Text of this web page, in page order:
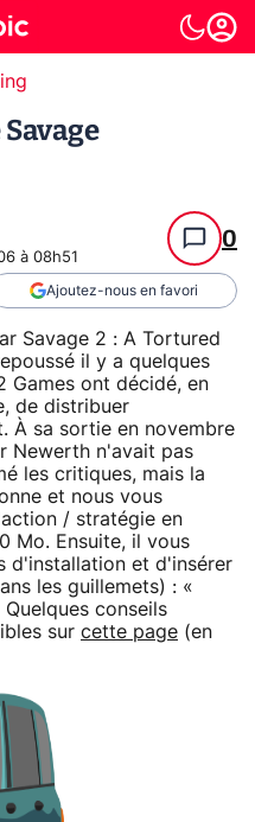
à 08h51
0
Ajoutez-nous en favori
Savage 2 : A Tortured
il y a quelques
Games ont décidé, en
de distribuer
À sa sortie en novembre
Newerth n'avait pas
les critiques, mais la
et nous vous
/ stratégie en
Mo. Ensuite, il vous
d'installation et d'insérer
les guillemets) : «
conseils
sur cette page (en